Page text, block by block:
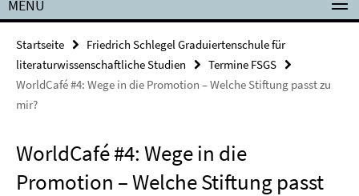
MENÜ
Startseite
Friedrich Schlegel Graduiertenschule für
literaturwissenschaftliche Studien
Termine FSGS
WorldCafé #4: Wege in die Promotion – Welche Stiftung passt zu
mir?
WorldCafé #4: Wege in die
Promotion – Welche Stiftung passt